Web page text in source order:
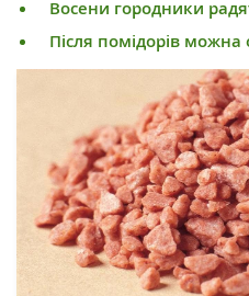
Восени городники
Після помідорів можна